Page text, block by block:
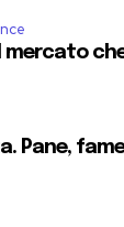
mercato
Pane,